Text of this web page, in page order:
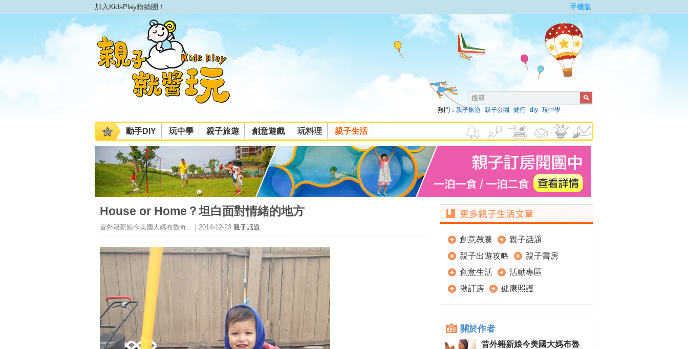
加入KidsPlay粉絲團！ 手機版
熱門： 親子旅遊 親子公園 健行 diy 玩中學
動手DIY 玩中學 親子旅遊 創意遊戲 玩料理 親子生活
House or Home？坦白面對情緒的地方
昔外籍新娘今美國大媽布魯奇。 | 2014-12-23 親子話題
創意教養
親子話題
親子出遊攻略
親子書房
創意生活
活動專區
揪訂房
健康照護
關於作者
昔外籍新娘今美國大媽布魯